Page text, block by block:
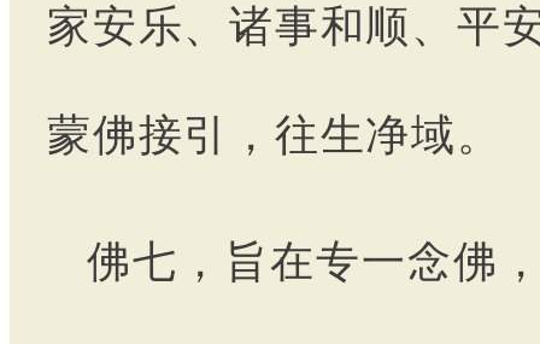
家安乐、诸事和顺、平
蒙佛接引，往生净域。
佛七，旨在专一念佛